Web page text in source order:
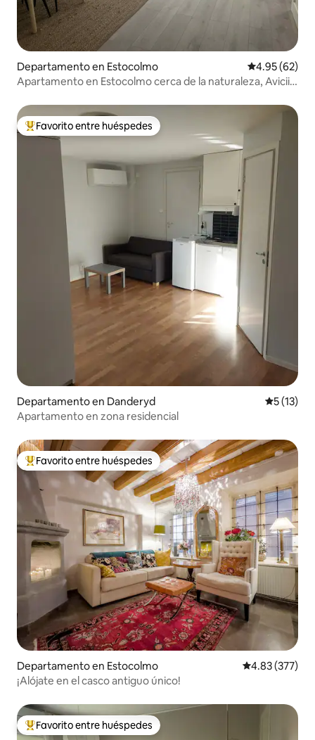
Departamento en Estocolmo Calificación
4.95 (62)
Apartamento en Estocolmo cerca de la naturaleza, Avicii
De los mejores en Favorito entre huéspedes
Favorito entre huéspedes
Departamento en Danderyd
5 (13)
Apartamento en zona residencial
De los mejores en Favorito entre huéspedes
Favorito entre huéspedes
Departamento en Estocolmo Calificación
4.83 (377)
¡Alójate en el casco antiguo único!
De los mejores en Favorito entre huéspedes
Favorito entre huéspedes